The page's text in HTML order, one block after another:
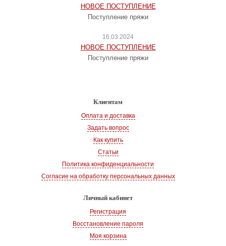
НОВОЕ ПОСТУПЛЕНИЕ
Поступление пряжи
16.03.2024
НОВОЕ ПОСТУПЛЕНИЕ
Поступление пряжи
Клиентам
Оплата и доставка
Задать вопрос
Как купить
Статьи
Политика конфиденциальности
Согласие на обработку персональных данных
Личный кабинет
Регистрация
Восстановление пароля
Моя корзина